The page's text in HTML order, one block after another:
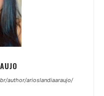
author/arioslandiaaraujo/